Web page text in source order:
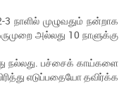
நாளில் முழுவதும் நன்றாக
அல்லது 10 நாளுக்கு
நல்லது. பச்சைக் காய்களை
எடுப்பதையோ தவிர்க்க